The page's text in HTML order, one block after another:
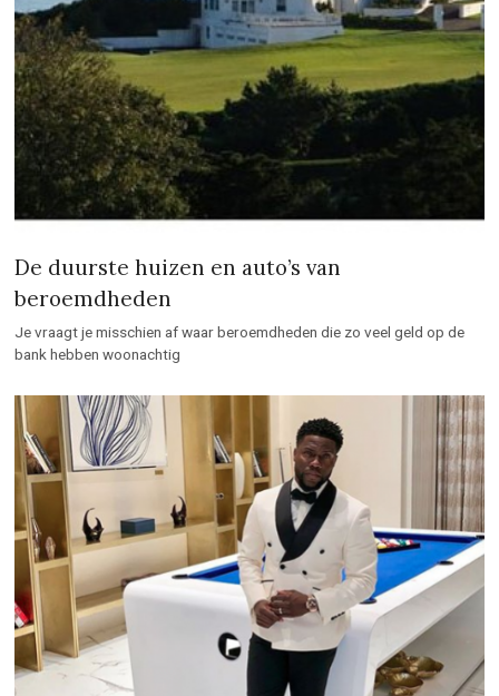
De duurste huizen en auto’s van
beroemdheden
Je vraagt je misschien af waar beroemdheden die zo veel geld op de
bank hebben woonachtig